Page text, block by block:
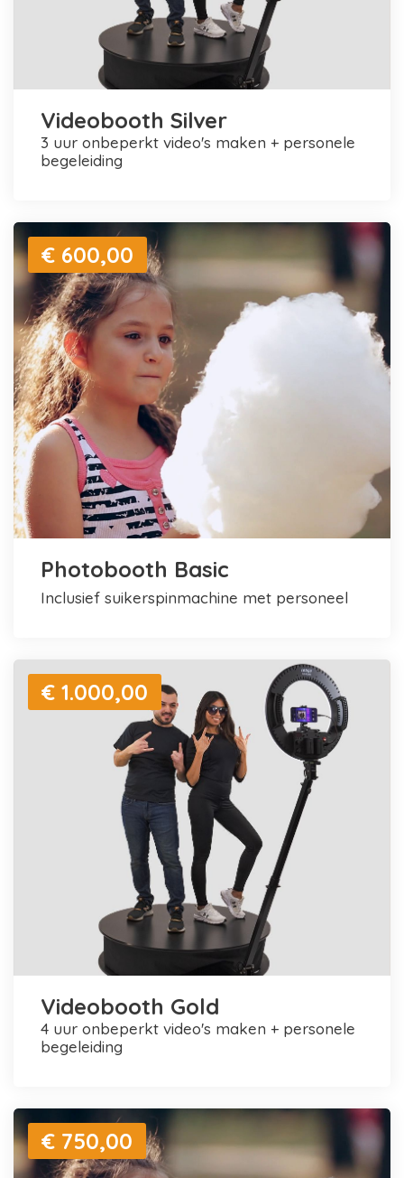
Videobooth Silver
3 uur onbeperkt video's maken + personele
begeleiding
€ 600,00
Photobooth Basic
inclusief suikerspinmachine met personeel
€ 1.000,00
Videobooth Gold
4 uur onbeperkt video's maken + personele
begeleiding
€ 750,00